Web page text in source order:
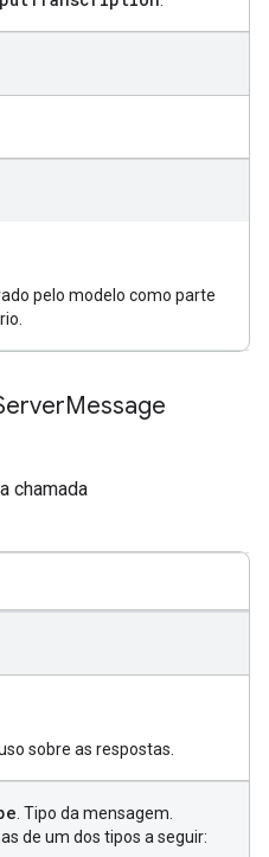
pelo modelo como parte
Message
chamada
sobre as respostas.
. Tipo da mensagem.
de um dos tipos a seguir: